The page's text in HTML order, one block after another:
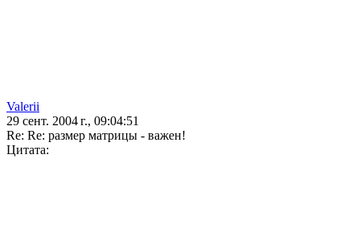
Valerii
29 сент. 2004 г., 09:04:51
Re: Re: размер матрицы - важен!
Цитата: